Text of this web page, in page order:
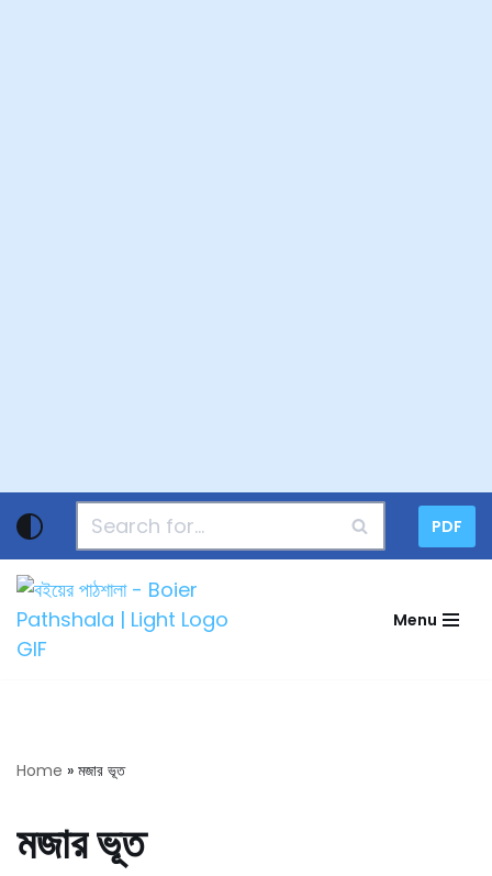
Skip
to
content
PDF
Menu
Home » মজার ভূত
মজার ভূত